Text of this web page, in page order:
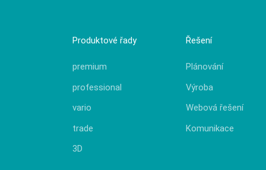
Produktové řady
premium
professional
vario
trade
3D
Řešení
Plánování
Výroba
Webová řešení
Komunikace